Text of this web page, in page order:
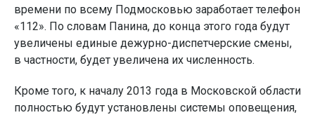
времени по всему Подмосковью заработает телефон
«112». По словам Панина, до конца этого года будут
увеличены единые дежурно-диспетчерские смены,
в частности, будет увеличена их численность.
Кроме того, к началу 2013 года в Московской области
полностью будут установлены системы оповещения,